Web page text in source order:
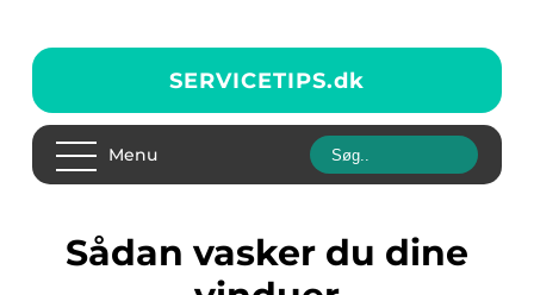
SERVICETIPS.dk
Menu
Sådan vasker du dine